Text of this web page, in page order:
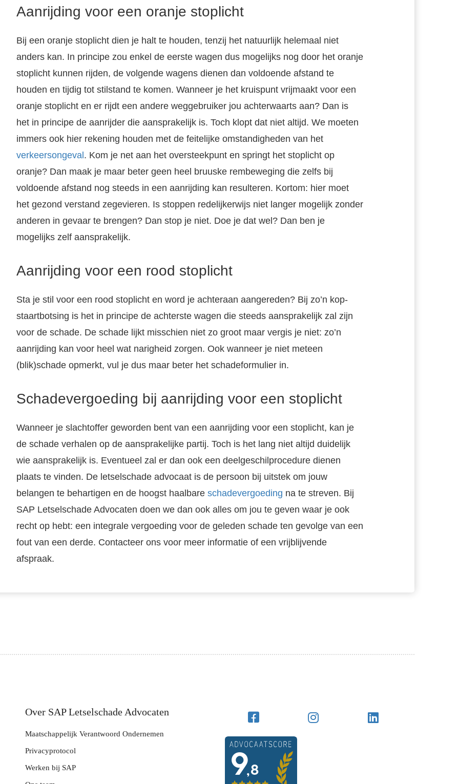
Aanrijding voor een oranje stoplicht
Bij een oranje stoplicht dien je halt te houden, tenzij het natuurlijk helemaal niet
anders kan. In principe zou enkel de eerste wagen dus mogelijks nog door het oranje
stoplicht kunnen rijden, de volgende wagens dienen dan voldoende afstand te
houden en tijdig tot stilstand te komen. Wanneer je het kruispunt vrijmaakt voor een
oranje stoplicht en er rijdt een andere weggebruiker jou achterwaarts aan? Dan is
het in principe de aanrijder die aansprakelijk is. Toch klopt dat niet altijd. We moeten
immers ook hier rekening houden met de feitelijke omstandigheden van het
verkeersongeval. Kom je net aan het oversteekpunt en springt het stoplicht op
oranje? Dan maak je maar beter geen heel bruuske rembeweging die zelfs bij
voldoende afstand nog steeds in een aanrijding kan resulteren. Kortom: hier moet
het gezond verstand zegevieren. Is stoppen redelijkerwijs niet langer mogelijk zonder
anderen in gevaar te brengen? Dan stop je niet. Doe je dat wel? Dan ben je
mogelijks zelf aansprakelijk.
Aanrijding voor een rood stoplicht
Sta je stil voor een rood stoplicht en word je achteraan aangereden? Bij zo’n kop-
staartbotsing is het in principe de achterste wagen die steeds aansprakelijk zal zijn
voor de schade. De schade lijkt misschien niet zo groot maar vergis je niet: zo’n
aanrijding kan voor heel wat narigheid zorgen. Ook wanneer je niet meteen
(blik)schade opmerkt, vul je dus maar beter het schadeformulier in.
Schadevergoeding bij aanrijding voor een stoplicht
Wanneer je slachtoffer geworden bent van een aanrijding voor een stoplicht, kan je
de schade verhalen op de aansprakelijke partij. Toch is het lang niet altijd duidelijk
wie aansprakelijk is. Eventueel zal er dan ook een deelgeschilprocedure dienen
plaats te vinden. De letselschade advocaat is de persoon bij uitstek om jouw
belangen te behartigen en de hoogst haalbare schadevergoeding na te streven. Bij
SAP Letselschade Advocaten doen we dan ook alles om jou te geven waar je ook
recht op hebt: een integrale vergoeding voor de geleden schade ten gevolge van een
fout van een derde. Contacteer ons voor meer informatie of een vrijblijvende
afspraak.
Over SAP Letselschade Advocaten
Maatschappelijk Verantwoord Ondernemen
Privacyprotocol
Werken bij SAP